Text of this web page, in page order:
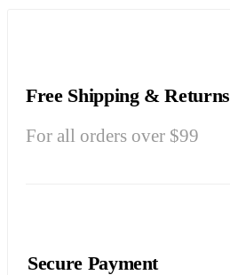
Free Shipping & Returns
For all orders over $99
Secure Payment